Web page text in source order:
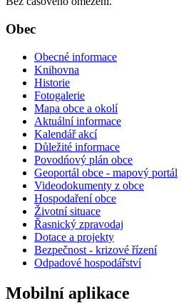
Obec
Obecné informace
Knihovna
Historie
Fotogalerie
Mapa obce a okolí
Aktuální informace
Kalendář akcí
Důležité informace
Povodńový plán obce
Geoportál obce - mapový portál
Videodokumenty z obce
Hospodaření obce
Životní situace
Řasnický zpravodaj
Dotace a projekty
Bezpečnost - krizové řízení
Odpadové hospodářství
Mobilní aplikace